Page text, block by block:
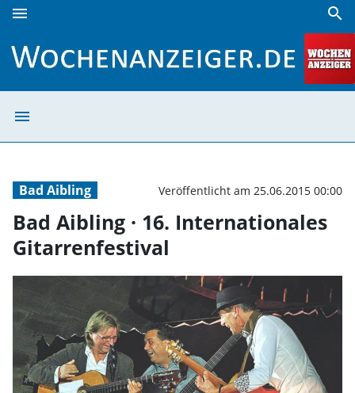
menu search
menu
Bad Aibling Veröffentlicht am 25.06.2015 00:00
Bad Aibling · 16. Internationales
Gitarrenfestival